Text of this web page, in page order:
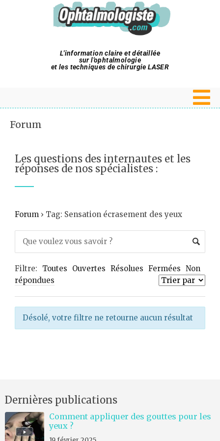
L'information claire et détaillée
sur l'ophtalmologie
et les techniques de chirurgie LASER
Forum
Les questions des internautes et les
réponses de nos spécialistes :
Forum › Tag: Sensation écrasement des yeux
Filtre: Toutes Ouvertes Résolues Fermées Non
répondues
Désolé, votre filtre ne retourne aucun résultat
Dernières publications
Comment appliquer des gouttes pour les
yeux ?